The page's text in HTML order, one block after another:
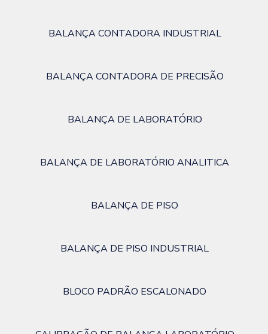
BALANÇA CONTADORA INDUSTRIAL
BALANÇA CONTADORA DE PRECISÃO
BALANÇA DE LABORATÓRIO
BALANÇA DE LABORATÓRIO ANALITICA
BALANÇA DE PISO
BALANÇA DE PISO INDUSTRIAL
BLOCO PADRÃO ESCALONADO